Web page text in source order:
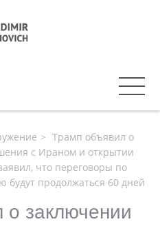
Трамп объявил о
с Ираном и открытии
что переговоры по
будут продолжаться 60 дней
о заключении